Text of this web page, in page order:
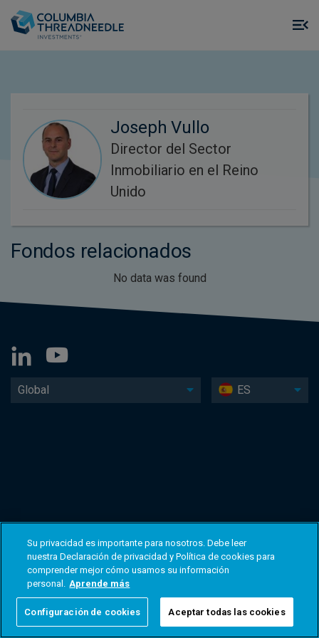
Joseph Vullo
Director del Sector
Inmobiliario en el Reino
Unido
Fondos relacionados
No data was found
Global ES
Su privacidad es importante para nosotros. Debe leer
nuestra Declaración de privacidad y Política de cookies para
comprender mejor cómo usamos su información
personal. Aprende más
Configuración de cookies Aceptar todas las cookies